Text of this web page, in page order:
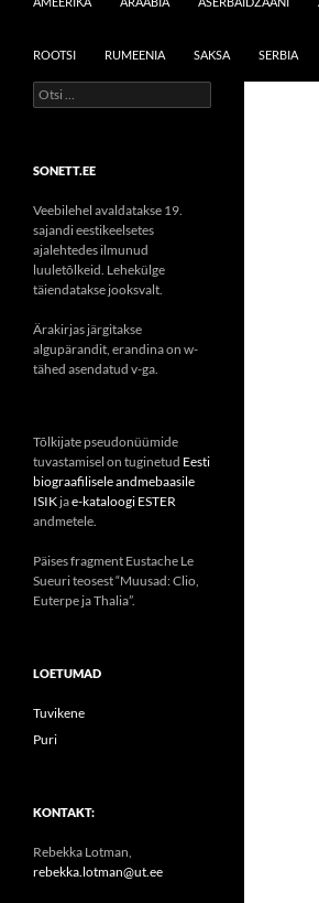
ROOTSI RUMEENIA SAKSA SERBIA
Otsi:
SONETT.EE
Veebilehel avaldatakse 19.
sajandi eestikeelsetes
ajalehtedes ilmunud
luuletõlkeid. Lehekülge
täiendatakse jooksvalt.
Ärakirjas järgitakse
algupärandit, erandina on w-
tähed asendatud v-ga.
Tõlkijate pseudonüümide
tuvastamisel on tuginetud Eesti
biograafilisele andmebaasile
ISIK jae-kataloogi ESTER
andmetele.
Päises fragment Eustache Le
Sueuri teosest “Muusad: Clio,
Euterpe ja Thalia”.
LOETUMAD
Tuvikene
Puri
KONTAKT:
Rebekka Lotman,
rebekka.lotman@ut.ee